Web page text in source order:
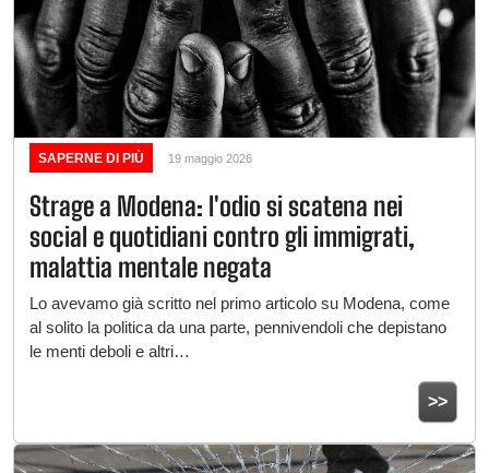
19 maggio 2026
SAPERNE DI PIÙ
Strage a Modena: l'odio si scatena nei
social e quotidiani contro gli immigrati,
malattia mentale negata
Lo avevamo già scritto nel primo articolo su Modena, come
al solito la politica da una parte, pennivendoli che depistano
le menti deboli e altri…
>>